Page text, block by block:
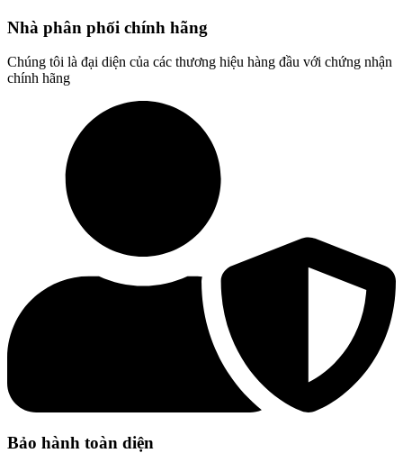
Nhà phân phối chính hãng
Chúng tôi là đại diện của các thương hiệu hàng đầu với chứng nhận
chính hãng
Bảo hành toàn diện